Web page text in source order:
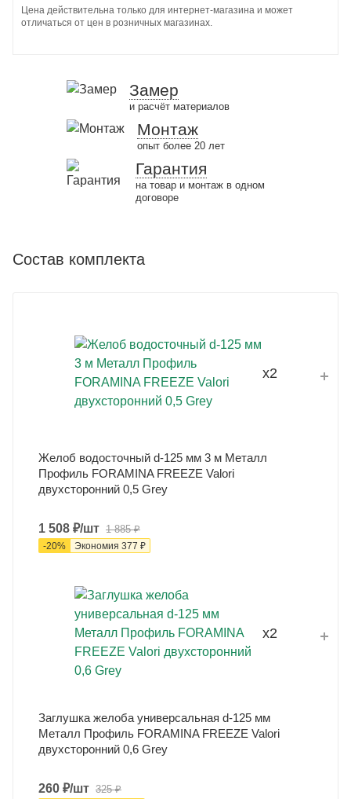
Цена действительна только для интернет-магазина и может
отличаться от цен в розничных магазинах.
Замер
и расчёт материалов
Монтаж
опыт более 20 лет
Гарантия
на товар и монтаж в одном
договоре
Состав комплекта
x2
Желоб водосточный d-125 мм 3 м Металл
Профиль FORAMINA FREEZE Valori
двухсторонний 0,5 Grey
1 508 ₽/шт 1 885₽
-20% Экономия 377 ₽
x2
Заглушка желоба универсальная d-125 мм
Металл Профиль FORAMINA FREEZE Valori
двухсторонний 0,6 Grey
260 ₽/шт 325₽